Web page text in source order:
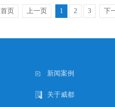
首页 上一页 1 2 3 下
新闻案例
关于威都